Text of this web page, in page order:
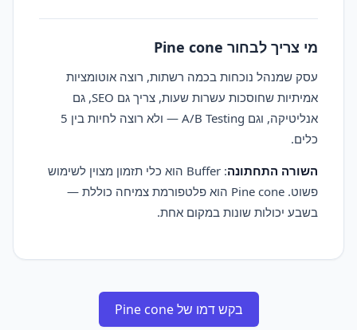
מי צריך לבחור Pine cone
עסק שמנהל נוכחות בכמה רשתות, רוצה אוטומציות
אמיתיות שחוסכות עשרות שעות, צריך גם SEO, גם
אנליטיקה, וגם A/B Testing — ולא רוצה לחיות בין 5
כלים.
השורה התחתונה
: Buffer הוא כלי תזמון מצוין לשימוש
פשוט. Pine cone הוא פלטפורמת צמיחה כוללת —
בשבע יכולות שונות במקום אחת.
בקש דמו של Pine cone